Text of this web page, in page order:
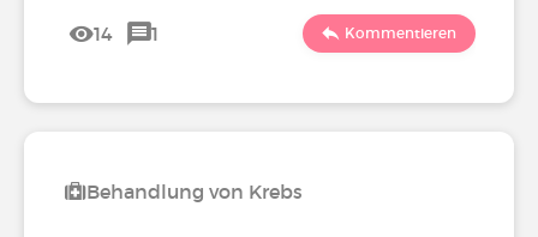
14 1 Kommentieren
Behandlung von Krebs